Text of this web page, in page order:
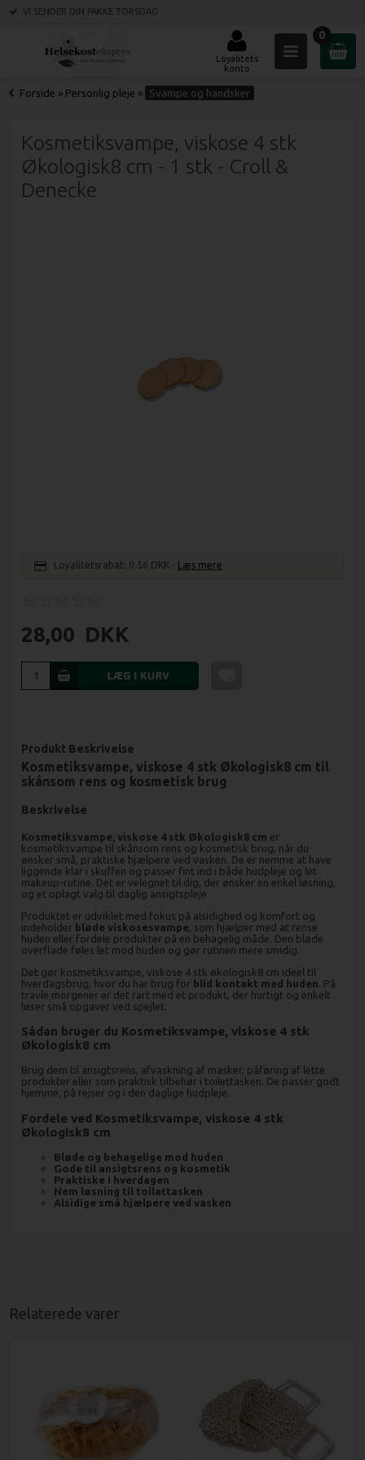
VI SENDER DIN PAKKE TORSDAG
0
Loyalitets
konto
Forside » Personlig pleje » Svampe og handsker
Kosmetiksvampe, viskose 4 stk
Økologisk8 cm - 1 stk - Croll &
Denecke
Loyalitetsrabat: 0.56 DKK - Læs mere
28,00 DKK
Produkt Beskrivelse
Kosmetiksvampe, viskose 4 stk Økologisk8 cm til
skånsom rens og kosmetisk brug
Beskrivelse
Kosmetiksvampe, viskose 4 stk Økologisk8 cm er
kosmetiksvampe til skånsom rens og kosmetisk brug, når du
ønsker små, praktiske hjælpere ved vasken. De er nemme at have
liggende klar i skuffen og passer fint ind i både hudpleje og let
makeup-rutine. Det er velegnet til dig, der ønsker en enkel løsning,
og et oplagt valg til daglig ansigtspleje.
Produktet er udviklet med fokus på alsidighed og komfort og
indeholder bløde viskosesvampe, som hjælper med at rense
huden eller fordele produkter på en behagelig måde. Den bløde
overflade føles let mod huden og gør rutinen mere smidig.
Det gør kosmetiksvampe, viskose 4 stk økologisk8 cm ideel til
hverdagsbrug, hvor du har brug for blid kontakt med huden. På
travle morgener er det rart med et produkt, der hurtigt og enkelt
løser små opgaver ved spejlet.
Sådan bruger du Kosmetiksvampe, viskose 4 stk
Økologisk8 cm
Brug dem til ansigtsrens, afvaskning af masker, påføring af lette
produkter eller som praktisk tilbehør i toilettasken. De passer godt
hjemme, på rejser og i den daglige hudpleje.
Fordele ved Kosmetiksvampe, viskose 4 stk
Økologisk8 cm
Bløde og behagelige mod huden
Gode til ansigtsrens og kosmetik
Praktiske i hverdagen
Nem løsning til toilettasken
Alsidige små hjælpere ved vasken
Relaterede varer